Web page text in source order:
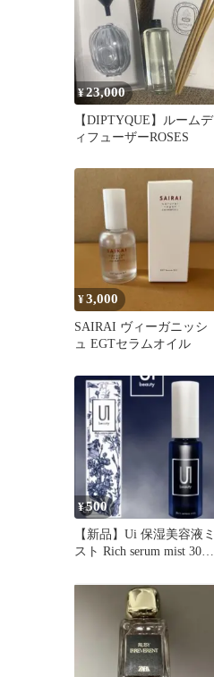
¥23,000
【DIPTYQUE】ルームデ
ィフューザーROSES
¥3,000
SAIRAI ヴィーガニッシ
ュ EGTセラムオイル
¥500
【新品】Ui 保湿美容液ミ
スト Rich serum mist 30ml